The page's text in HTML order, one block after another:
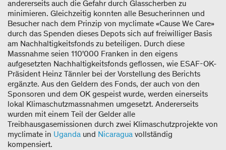
andererseits auch die Gefahr durch Glasscherben zu
minimieren. Gleichzeitig konnten alle Besucherinnen und
Besucher nach dem Prinzip von myclimate «Cause We Care»
durch das Spenden dieses Depots sich auf freiwilliger Basis
am Nachhaltigkeitsfonds zu beteiligen. Durch diese
Massnahme seien 110'000 Franken in den eigens
aufgesetzten Nachhaltigkeitsfonds geflossen, wie ESAF-OK-
Präsident Heinz Tännler bei der Vorstellung des Berichts
ergänzte. Aus den Geldern des Fonds, der auch von den
Sponsoren und dem OK gespeist wurde, werden einerseits
lokal Klimaschutzmassnahmen umgesetzt. Andererseits
wurden mit einem Teil der Gelder alle
Treibhausgasemissionen durch zwei Klimaschutzprojekte von
myclimate in Uganda und Nicaragua vollständig
kompensiert.